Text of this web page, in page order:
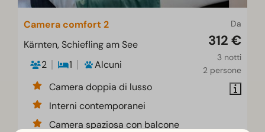
Da
312 €
3 notti
2 persone
Camera comfort 2
Kärnten, Schiefling am See
2
1
Alcuni
Camera doppia di lusso
Interni contemporanei
Camera spaziosa con balcone